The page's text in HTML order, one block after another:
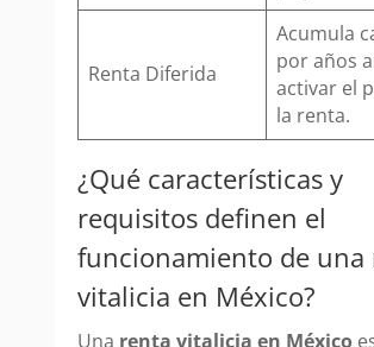
Renta Diferida
Acumula
por años
activar el
la renta.
¿Qué características y
requisitos definen el
funcionamiento de una
vitalicia en México?
Una renta vitalicia en México